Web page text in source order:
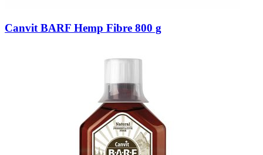
Canvit BARF Hemp Fibre 800 g